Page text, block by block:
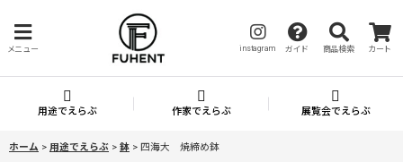
メニュー instagram ガイド 商品検索 カート
用途でえらぶ 作家でえらぶ 展覧会でえらぶ
ホーム > 用途でえらぶ > 鉢 > 四海大 焼締め鉢